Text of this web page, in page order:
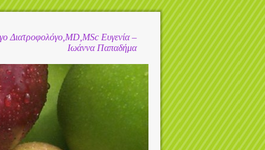
Διατροφολόγο,MD,MSc Ευγενία –
Ιωάννα Παπαδήμα